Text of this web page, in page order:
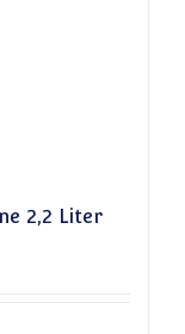
2,2 Liter